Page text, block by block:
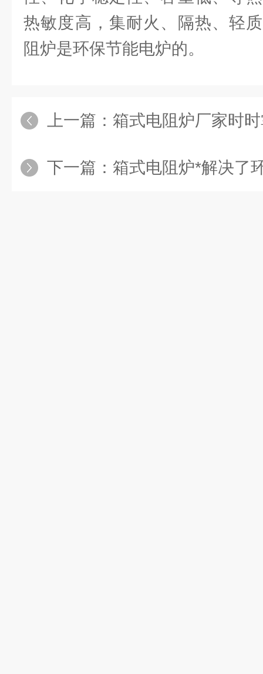
热敏度高，集耐火、隔热、轻
阻炉是环保节能电炉的。
上一篇： 箱式电阻炉厂家时
下一篇： 箱式电阻炉*解决了